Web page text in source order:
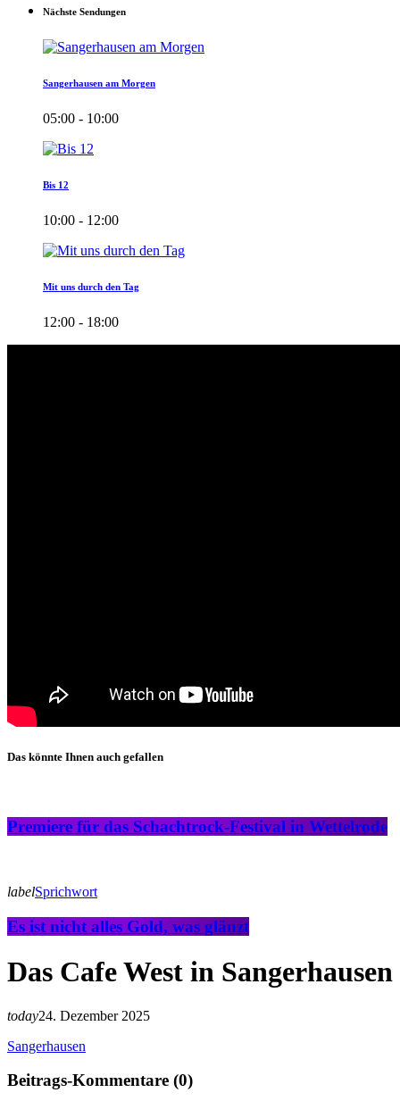
Nächste Sendungen
Sangerhausen am Morgen
05:00 - 10:00
Bis 12
10:00 - 12:00
Mit uns durch den Tag
12:00 - 18:00
Das könnte Ihnen auch gefallen
Premiere für das Schachtrock-Festival in Wettelrode
labelSprichwort
Es ist nicht alles Gold, was glänzt
Das Cafe West in Sangerhausen
today24. Dezember 2025
Sangerhausen
Beitrags-Kommentare (0)